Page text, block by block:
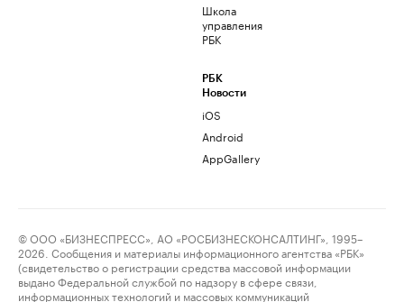
Школа
управления
РБК
РБК
Новости
iOS
Android
AppGallery
© ООО «БИЗНЕСПРЕСС», АО «РОСБИЗНЕСКОНСАЛТИНГ», 1995–
2026. Сообщения и материалы информационного агентства «РБК»
(свидетельство о регистрации средства массовой информации
выдано Федеральной службой по надзору в сфере связи,
информационных технологий и массовых коммуникаций